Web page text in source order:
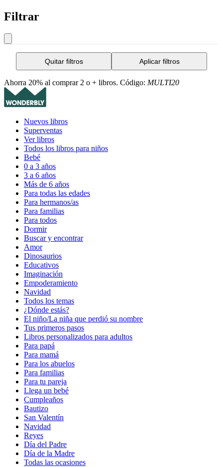
Filtrar
Quitar filtros Aplicar filtros
Ahorra 20% al comprar 2 o + libros. Código: MULTI20
Nuevos libros
Superventas
Ver libros
Todos los libros para niños
Bebé
0 a 3 años
3 a 6 años
Más de 6 años
Para todas las edades
Para hermanos/as
Para familias
Para todos
Dormir
Buscar y encontrar
Amor
Dinosaurios
Educativos
Imaginación
Empoderamiento
Navidad
Todos los temas
¿Dónde estás?
El niño/La niña que perdió su nombre
Tus primeros pasos
Libros personalizados para adultos
Para papá
Para mamá
Para los abuelos
Para familias
Para tu pareja
Llega un bebé
Cumpleaños
Bautizo
San Valentín
Navidad
Reyes
Día del Padre
Día de la Madre
Todas las ocasiones